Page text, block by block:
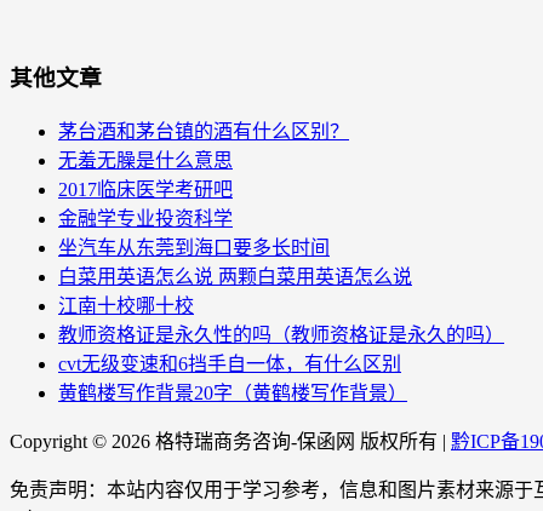
其他文章
茅台酒和茅台镇的酒有什么区别？
无羞无臊是什么意思
2017临床医学考研吧
金融学专业投资科学
坐汽车从东莞到海口要多长时间
白菜用英语怎么说 两颗白菜用英语怎么说
江南十校哪十校
教师资格证是永久性的吗（教师资格证是永久的吗）
cvt无级变速和6挡手自一体，有什么区别
黄鹤楼写作背景20字（黄鹤楼写作背景）
Copyright © 2026 格特瑞商务咨询-保函网 版权所有 | 黔ICP备
免责声明：本站内容仅用于学习参考，信息和图片素材来源